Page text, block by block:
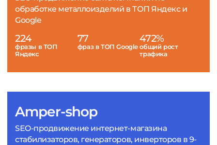
Amper-shop
SEO-продвижение интернет-магазина
стабилизаторов, генераторов, инверторов в 9-
обработке металлоизделий в ТОП Яндекс и
Google
224
фразы в ТОП
Яндекс
77
фраз в ТОП Google
472%
общий рост
трафика